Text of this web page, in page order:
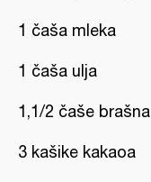
1 čaša mleka
1 čaša ulja
1,1/2 čaše brašna
3 kašike kakaoa